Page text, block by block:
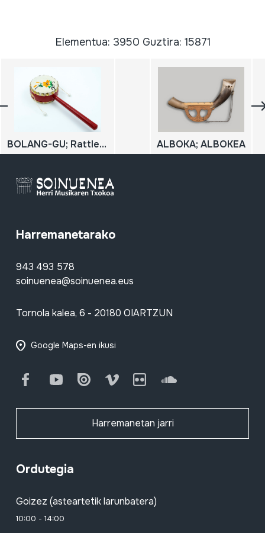
Elementua: 3950 Guztira: 15871
BOLANG-GU; Rattle drum; Jirabirako danbor kirtenduna ALBOKA; ALBOKEA
Harremanetarako
943 493 578
soinuenea@soinuenea.eus
Tornola kalea, 6 - 20180 OIARTZUN
Google Maps-en ikusi
FacebookYoutube Issuu Vimeo Flickr SoundCloud
Harremanetan jarri
Ordutegia
Goizez (asteartetik larunbatera)
10:00 - 14:00